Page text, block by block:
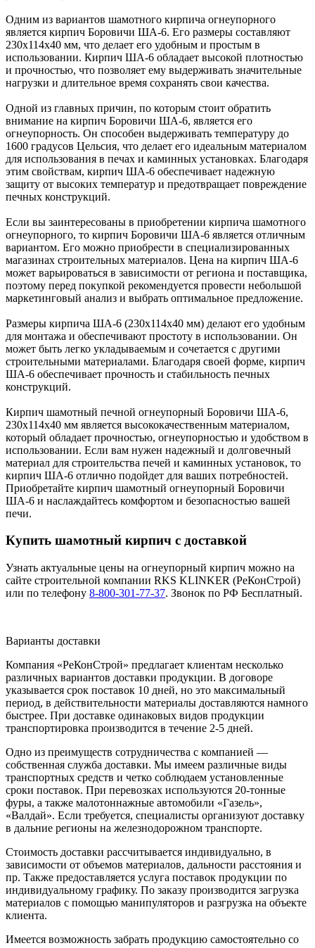
Одним из вариантов шамотного кирпича огнеупорного
является кирпич Боровичи ША-6. Его размеры составляют
230x114x40 мм, что делает его удобным и простым в
использовании. Кирпич ША-6 обладает высокой плотностью
и прочностью, что позволяет ему выдерживать значительные
нагрузки и длительное время сохранять свои качества.
Одной из главных причин, по которым стоит обратить
внимание на кирпич Боровичи ША-6, является его
огнеупорность. Он способен выдерживать температуру до
1600 градусов Цельсия, что делает его идеальным материалом
для использования в печах и каминных установках. Благодаря
этим свойствам, кирпич ША-6 обеспечивает надежную
защиту от высоких температур и предотвращает повреждение
печных конструкций.
Если вы заинтересованы в приобретении кирпича шамотного
огнеупорного, то кирпич Боровичи ША-6 является отличным
вариантом. Его можно приобрести в специализированных
магазинах строительных материалов. Цена на кирпич ША-6
может варьироваться в зависимости от региона и поставщика,
поэтому перед покупкой рекомендуется провести небольшой
маркетинговый анализ и выбрать оптимальное предложение.
Размеры кирпича ША-6 (230x114x40 мм) делают его удобным
для монтажа и обеспечивают простоту в использовании. Он
может быть легко укладываемым и сочетается с другими
строительными материалами. Благодаря своей форме, кирпич
ША-6 обеспечивает прочность и стабильность печных
конструкций.
Кирпич шамотный печной огнеупорный Боровичи ША-6,
230x114x40 мм является высококачественным материалом,
который обладает прочностью, огнеупорностью и удобством в
использовании. Если вам нужен надежный и долговечный
материал для строительства печей и каминных установок, то
кирпич ША-6 отлично подойдет для ваших потребностей.
Приобретайте кирпич шамотный огнеупорный Боровичи
ША-6 и наслаждайтесь комфортом и безопасностью вашей
печи.
Купить шамотный кирпич с доставкой
Узнать актуальные цены на огнеупорный кирпич можно на
сайте строительной компании RKS KLINKER (РеКонСтрой)
или по телефону 8-800-301-77-37. Звонок по РФ Бесплатный.
Варианты доставки
Компания «РеКонСтрой» предлагает клиентам несколько
различных вариантов доставки продукции. В договоре
указывается срок поставок 10 дней, но это максимальный
период, в действительности материалы доставляются намного
быстрее. При доставке одинаковых видов продукции
транспортировка производится в течение 2-5 дней.
Одно из преимуществ сотрудничества с компанией —
собственная служба доставки. Мы имеем различные виды
транспортных средств и четко соблюдаем установленные
сроки поставок. При перевозках используются 20-тонные
фуры, а также малотоннажные автомобили «Газель»,
«Валдай». Если требуется, специалисты организуют доставку
в дальние регионы на железнодорожном транспорте.
Стоимость доставки рассчитывается индивидуально, в
зависимости от объемов материалов, дальности расстояния и
пр. Также предоставляется услуга поставок продукции по
индивидуальному графику. По заказу производится загрузка
материалов с помощью манипуляторов и разгрузка на объекте
клиента.
Имеется возможность забрать продукцию самостоятельно со